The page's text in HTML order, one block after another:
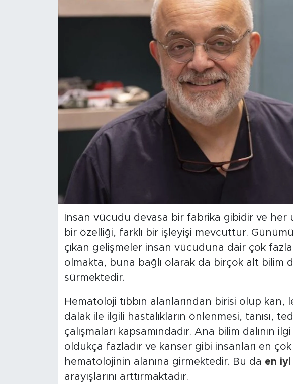
İnsan vücudu devasa bir fabrika gibidir ve her
bir özelliği, farklı bir işleyişi mevcuttur.
çıkan gelişmeler insan vücuduna dair çok
olmakta, buna bağlı olarak da birçok alt bilim
sürmektedir.
Hematoloji tıbbın alanlarından birisi olup kan,
dalak ile ilgili hastalıkların önlenmesi, tanısı,
çalışmaları kapsamındadır. Ana bilim dalının
oldukça fazladır ve kanser gibi insanları en
hematolojinin alanına girmektedir. Bu da en iyi
arayışlarını arttırmaktadır.